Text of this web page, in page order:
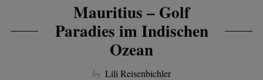
Mauritius – Golf
Paradies im Indischen
Ozean
by Lili Reisenbichler